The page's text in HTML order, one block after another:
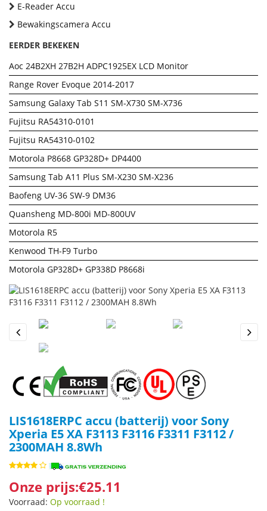
E-Reader Accu
Bewakingscamera Accu
EERDER BEKEKEN
Aoc 24B2XH 27B2H ADPC1925EX LCD Monitor
Range Rover Evoque 2014-2017
Samsung Galaxy Tab S11 SM-X730 SM-X736
Fujitsu RA54310-0101
Fujitsu RA54310-0102
Motorola P8668 GP328D+ DP4400
Samsung Tab A11 Plus SM-X230 SM-X236
Baofeng UV-36 SW-9 DM36
Quansheng MD-800i MD-800UV
Motorola R5
Kenwood TH-F9 Turbo
Motorola GP328D+ GP338D P8668i
Previous
LIS1618ERPC accu (batterij) voor Sony
Xperia E5 XA F3113 F3116 F3311 F3112 /
2300MAH 8.8Wh
Onze prijs:€25.11
Voorraad: Op voorraad !